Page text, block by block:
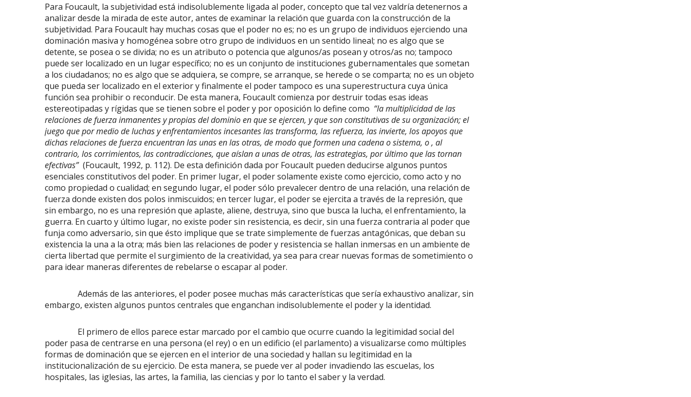
Para Foucault, la subjetividad está indisolublemente ligada al poder, concepto que tal vez valdría detenernos a
analizar desde la mirada de este autor, antes de examinar la relación que guarda con la construcción de la
subjetividad. Para Foucault hay muchas cosas que el poder no es; no es un grupo de individuos ejerciendo una
dominación masiva y homogénea sobre otro grupo de individuos en un sentido lineal; no es algo que se
detente, se posea o se divida; no es un atributo o potencia que algunos/as posean y otros/as no; tampoco
puede ser localizado en un lugar específico; no es un conjunto de instituciones gubernamentales que sometan
a los ciudadanos; no es algo que se adquiera, se compre, se arranque, se herede o se comparta; no es un objeto
que pueda ser localizado en el exterior y finalmente el poder tampoco es una superestructura cuya única
función sea prohibir o reconducir. De esta manera, Foucault comienza por destruir todas esas ideas
estereotipadas y rígidas que se tienen sobre el poder y por oposición lo define como “la multiplicidad de las
relaciones de fuerza inmanentes y propias del dominio en que se ejercen, y que son constitutivas de su organización; el
juego que por medio de luchas y enfrentamientos incesantes las transforma, las refuerza, las invierte, los apoyos que
dichas relaciones de fuerza encuentran las unas en las otras, de modo que formen una cadena o sistema, o , al
contrario, los corrimientos, las contradicciones, que aíslan a unas de otras, las estrategias, por último que las tornan
efectivas”(Foucault, 1992, p. 112). De esta definición dada por Foucault pueden deducirse algunos puntos
esenciales constitutivos del poder. En primer lugar, el poder solamente existe como ejercicio, como acto y no
como propiedad o cualidad; en segundo lugar, el poder sólo prevalecer dentro de una relación, una relación de
fuerza donde existen dos polos inmiscuidos; en tercer lugar, el poder se ejercita a través de la represión, que
sin embargo, no es una represión que aplaste, aliene, destruya, sino que busca la lucha, el enfrentamiento, la
guerra. En cuarto y último lugar, no existe poder sin resistencia, es decir, sin una fuerza contraria al poder que
funja como adversario, sin que ésto implique que se trate simplemente de fuerzas antagónicas, que deban su
existencia la una a la otra; más bien las relaciones de poder y resistencia se hallan inmersas en un ambiente de
cierta libertad que permite el surgimiento de la creatividad, ya sea para crear nuevas formas de sometimiento o
para idear maneras diferentes de rebelarse o escapar al poder.
Además de las anteriores, el poder posee muchas más características que sería exhaustivo analizar, sin
embargo, existen algunos puntos centrales que enganchan indisolublemente el poder y la identidad.
El primero de ellos parece estar marcado por el cambio que ocurre cuando la legitimidad social del
poder pasa de centrarse en una persona (el rey) o en un edificio (el parlamento) a visualizarse como múltiples
formas de dominación que se ejercen en el interior de una sociedad y hallan su legitimidad en la
institucionalización de su ejercicio. De esta manera, se puede ver al poder invadiendo las escuelas, los
hospitales, las iglesias, las artes, la familia, las ciencias y por lo tanto el saber y la verdad.